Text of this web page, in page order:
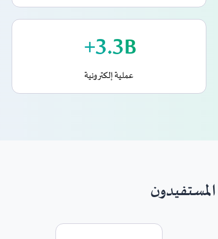
3.3B+
عملية إلكترونية
المستفيدون